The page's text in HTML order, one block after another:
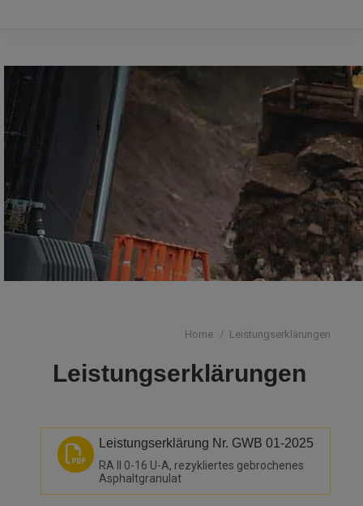
You are here:
Home Leistungserklärungen
Leistungserklärungen
Leistungserklärung Nr. GWB 01-2025
RA II 0-16 U-A, rezykliertes gebrochenes
Asphaltgranulat